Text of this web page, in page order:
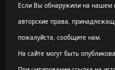
Если Вы обнаружили на нашем
авторские права,
пожалуйста, сообщите нам.
На сайте могут быть